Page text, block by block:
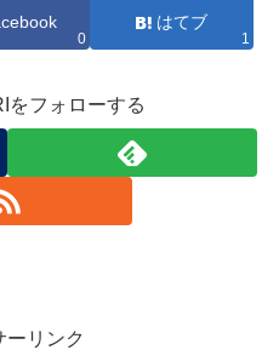
0
はてブ
1
をフォローする
ーリンク